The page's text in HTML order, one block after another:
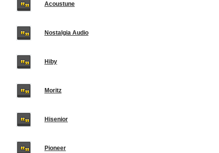
Acoustune
Nostalgia Audio
Hiby
Moritz
Hisenior
Pioneer